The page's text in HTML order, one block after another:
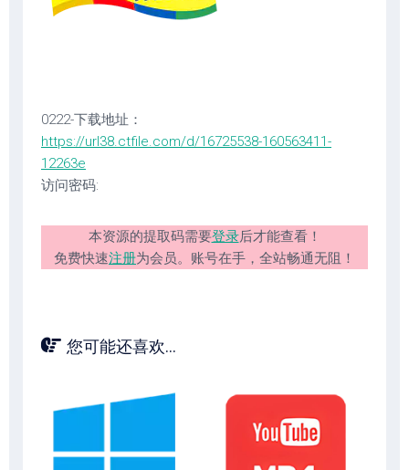
0222-下载地址：
https://url38.ctfile.com/d/16725538-160563411-
12263e
访问密码:
本资源的提取码需要登录后才能查看！
免费快速注册为会员。账号在手，全站畅通无阻！
您可能还喜欢...